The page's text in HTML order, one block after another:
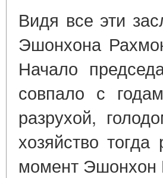
Видя все эти
Эшонхона
Начало
совпало с
разрухой,
хозяйство
момент Эшонхон